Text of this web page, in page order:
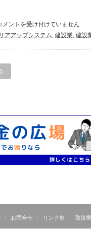
メントを受け付けていません
アアップシステム, 建設業, 建設
お問合せ リンク集 取扱